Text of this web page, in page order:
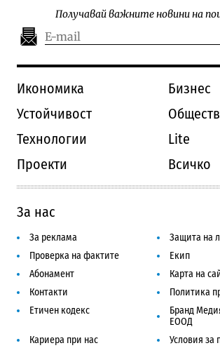
Получавай важните новини на
Икономика
Бизнес
Устойчивост
Технологии
Lite
Проекти
Всичко
За нас
За реклама
Защита на
Проверка на фактите
Екип
Абонамент
Карта на
Контакти
Политика
Етичен кодекс
Бранд
ЕООД
Кариера при нас
Условия за